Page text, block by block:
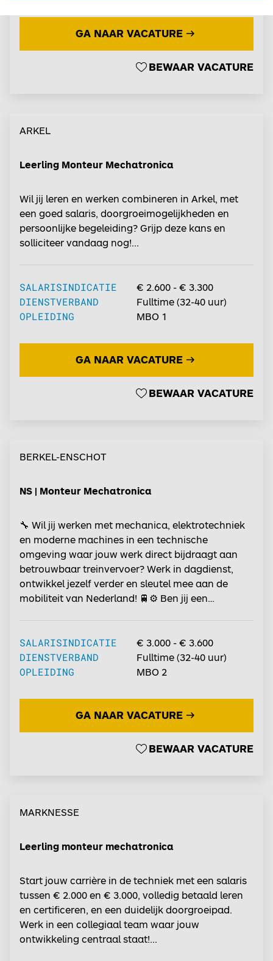
BEWAAR VACATURE
GA NAAR VACATURE
ARKEL
Leerling Monteur Mechatronica
Wil jij leren en werken combineren in Arkel, met
een goed salaris, doorgroeimogelijkheden en
persoonlijke begeleiding? Grijp deze kans en
solliciteer vandaag nog!...
SALARISINDICATIE € 2.600 - € 3.300
DIENSTVERBAND Fulltime (32-40 uur)
OPLEIDING MBO 1
BEWAAR VACATURE
GA NAAR VACATURE
BERKEL-ENSCHOT
NS | Monteur Mechatronica
🔧 Wil jij werken met mechanica, elektrotechniek
en moderne machines in een technische
omgeving waar jouw werk direct bijdraagt aan
betrouwbaar treinvervoer? Werk in dagdienst,
ontwikkel jezelf verder en sleutel mee aan de
mobiliteit van Nederland! 🚆⚙️ Ben jij een
verbeteringen? Dan is deze functie als Monteur
Mechatronica iets voor jou. Als Monteur
Mechatronica werk je aan de machines,
gebruikt voor het onderhouden en reviseren van
belangrijke treincomponenten. Met jouw
technische inzicht zorg je ervoor dat het
machinepark veilig, betrouwbaar en efficiënt blijft
SALARISINDICATIE € 3.000 - € 3.600
DIENSTVERBAND Fulltime (32-40 uur)
OPLEIDING MBO 2
BEWAAR VACATURE
GA NAAR VACATURE
MARKNESSE
Leerling monteur mechatronica
Start jouw carrière in de techniek met een salaris
tussen € 2.000 en € 3.000, volledig betaald leren
en certificeren, en een duidelijk doorgroeipad.
Werk in een collegiaal team waar jouw
ontwikkeling centraal staat!...